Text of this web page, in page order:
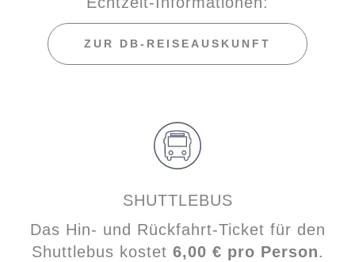
Bahnhof„Brühl (Rheinl)“.
Buslinie 985:
Fährt zwischen Brühl
und Euskirchen und hält an der Station
Phantasialand in etwa
ZUR DB-REISEAUSKUNFT
SHUTTLEBUS
Das Hin- und Rückfahrt-Ticket für den
Shuttlebus kostet 6,00 € pro Person.